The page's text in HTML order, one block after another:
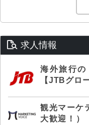
求人情報
海外旅行の
【JTBグロ
観光マーケ
大歓迎！）